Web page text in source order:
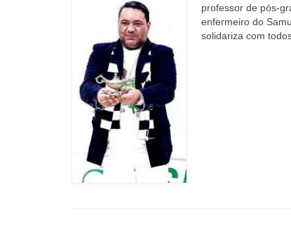
professor de pós-
enfermeiro do
solidariza com